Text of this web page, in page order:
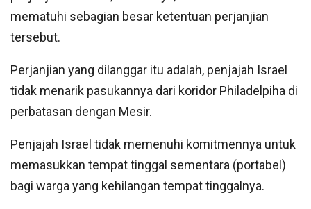
mematuhi sebagian besar ketentuan perjanjian
tersebut.
Perjanjian yang dilanggar itu adalah, penjajah Israel
tidak menarik pasukannya dari koridor Philadelpiha di
perbatasan dengan Mesir.
Penjajah Israel tidak memenuhi komitmennya untuk
memasukkan tempat tinggal sementara (portabel)
bagi warga yang kehilangan tempat tinggalnya.